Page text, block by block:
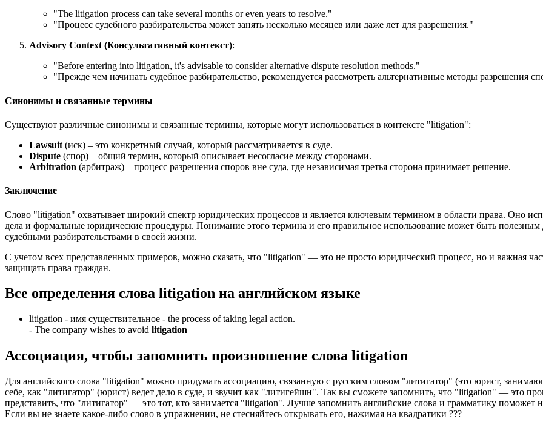
"The litigation process can take several months or even years to resolve."
"Процесс судебного разбирательства может занять несколько месяцев или даже лет для разрешения."
Advisory Context (Консультативный контекст):
"Before entering into litigation, it's advisable to consider alternative dispute resolution methods."
"Прежде чем начинать судебное разбирательство, рекомендуется рассмотреть альтернативные методы разрешения
Синонимы и связанные термины
Существуют различные синонимы и связанные термины, которые могут использоваться в контексте "litigation":
Lawsuit (иск) – это конкретный случай, который рассматривается в суде.
Dispute (спор) – общий термин, который описывает несогласие между сторонами.
Arbitration (арбитраж) – процесс разрешения споров вне суда, где независимая третья сторона принимает решение.
Заключение
Слово "litigation" охватывает широкий спектр юридических процессов и является ключевым термином в области права. Оно
дела и формальные юридические процедуры. Понимание этого термина и его правильное использование может быть полезным
судебными разбирательствами в своей жизни.
С учетом всех представленных примеров, можно сказать, что "litigation" — это не просто юридический процесс, но и важная
защищать права граждан.
Все определения слова litigation на английском языке
litigation - имя существительное - the process of taking legal action.
- The company wishes to avoid litigation
Ассоциация, чтобы запомнить произношение слова litigation
Для английского слова "litigation" можно придумать ассоциацию, связанную с русским словом "литигатор" (это юрист,
себе, как "литигатор" (юрист) ведет дело в суде, и звучит как "литигейшн". Так вы сможете запомнить, что "litigation" — это
представить, что "литигатор" — это тот, кто занимается "litigation". Лучше запомнить английские слова и грамматику поможет
Если вы не знаете какое-либо слово в упражнении, не стесняйтесь открывать его, нажимая на квадратики ???